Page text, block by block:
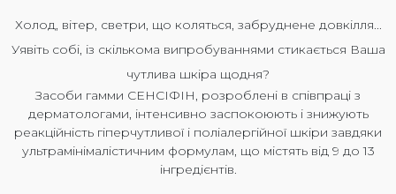
Холод, вітер, светри, що коляться, забруднене довкілля...
Уявіть собі, із скількома випробуваннями стикається Ваша
чутлива шкіра щодня?
Засоби гамми СЕНСІФІН, розроблені в співпраці з
дерматологами, інтенсивно заспокоюють і знижують
реакційність гіперчутливої і поліалергійної шкіри завдяки
ультрамінімалістичним формулам, що містять від 9 до 13
інгредієнтів.